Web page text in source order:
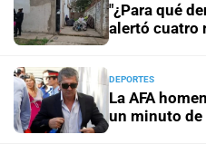
un desafío integral para
productiva vinculada al
Proyecto de Losada
"¿Para qué
alertó cuatro
DEPORTES
La AFA
un minuto